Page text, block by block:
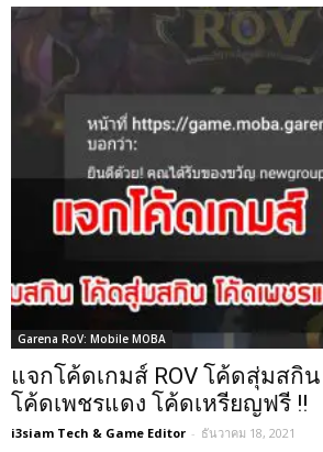
Garena RoV: Mobile MOBA
แจกโค้ดเกมส์ ROV โค้ดสุ่มสกิ
โค้ดเพชรแดง โค้ดเหรียญฟรี !!
i3siam Tech & Game Editor - ธันวาคม 18, 2021